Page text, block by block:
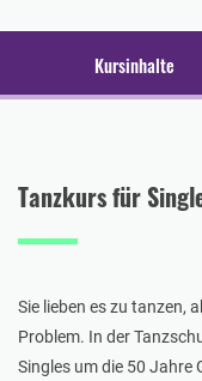
Kursinhalte
Tanzkurs für
Sie lieben es zu tanzen,
Problem. In der
Singles um die 50 Jahre